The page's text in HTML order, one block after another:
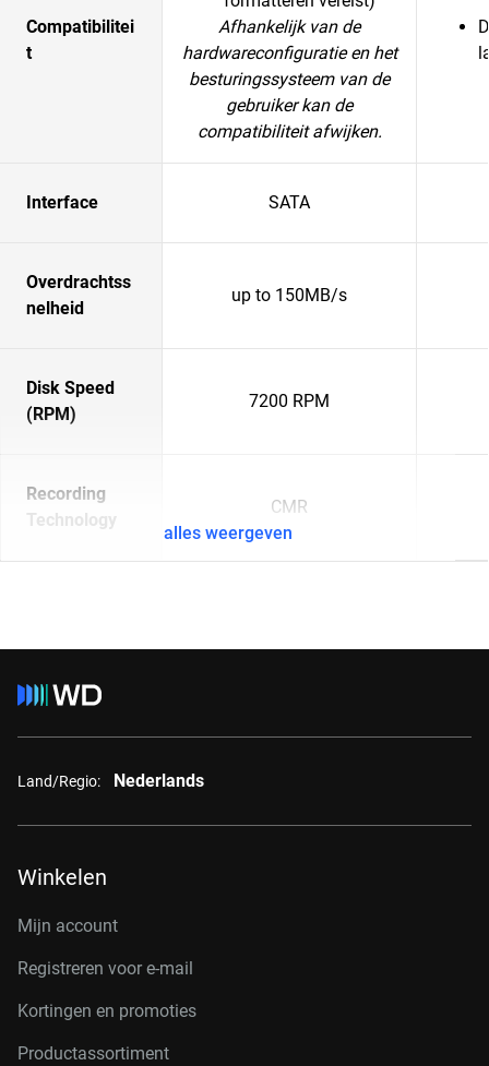
Compatibilitei
t
Afhankelijk van de
hardwareconfiguratie en het
besturingssysteem van de
gebruiker kan de
compatibiliteit afwijken.
Interface SATA
Overdrachtss
nelheid
up to 150MB/s
Disk Speed
(RPM)
7200 RPM
Recording
Technology
CMR
alles weergeven
Land/Regio: Nederlands
Winkelen
Mijn account
Registreren voor e-mail
Kortingen en promoties
Productassortiment